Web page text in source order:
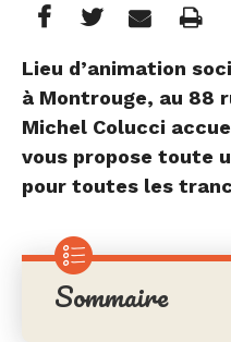
Partager
cette
page
Facebook
Partager
cette
page
Twitter
Partager
cette
page
par
e-

Lieu d’animation
à Montrouge, au 88
Michel Colucci
vous propose toute
pour toutes les
Sommaire